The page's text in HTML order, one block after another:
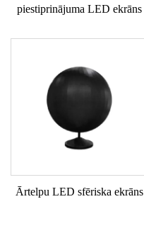
piestiprinājuma LED ekrāns
Ārtelpu LED sfēriska ekrāns